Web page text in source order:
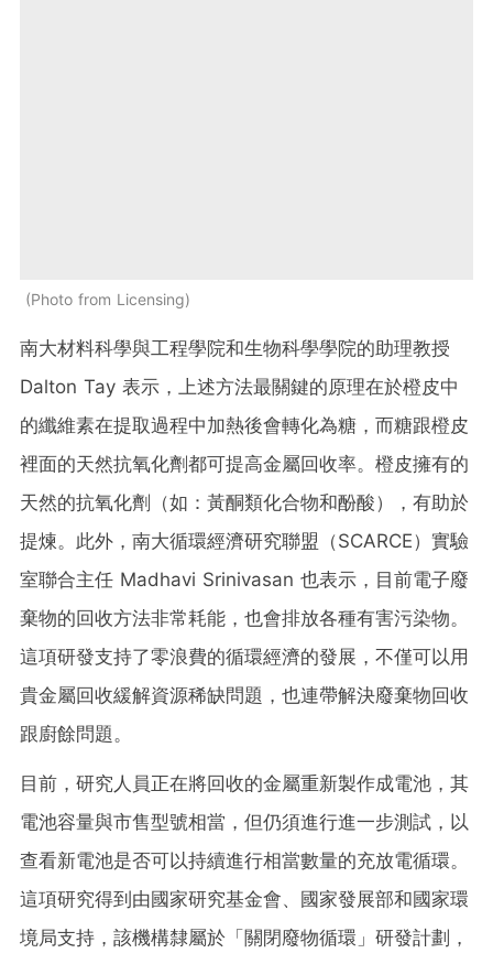
Photo from Licensing
南大材料科學與工程學院和生物科學學院的助理教授
Dalton Tay 表示，上述方法最關鍵的原理在於橙皮中
的纖維素在提取過程中加熱後會轉化為糖，而糖跟橙皮
裡面的天然抗氧化劑都可提高金屬回收率。橙皮擁有的
天然的抗氧化劑（如：黃酮類化合物和酚酸），有助於
提煉。此外，南大循環經濟研究聯盟（SCARCE）實驗
室聯合主任 Madhavi Srinivasan 也表示，目前電子廢
棄物的回收方法非常耗能，也會排放各種有害污染物。
這項研發支持了零浪費的循環經濟的發展，不僅可以用
貴金屬回收緩解資源稀缺問題，也連帶解決廢棄物回收
跟廚餘問題。
目前，研究人員正在將回收的金屬重新製作成電池，其
電池容量與市售型號相當，但仍須進行進一步測試，以
查看新電池是否可以持續進行相當數量的充放電循環。
這項研究得到由國家研究基金會、國家發展部和國家環
境局支持，該機構隸屬於「關閉廢物循環」研發計劃，